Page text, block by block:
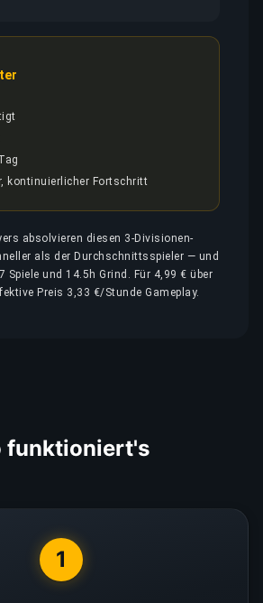
kontinuierlicher Fortschritt
absolvieren diesen 3-Divisionen-
als der Durchschnittsspieler — und
Spiele und 14.5h Grind. Für 4,99 € über
Preis 3,33 €/Stunde Gameplay.
funktioniert's
1